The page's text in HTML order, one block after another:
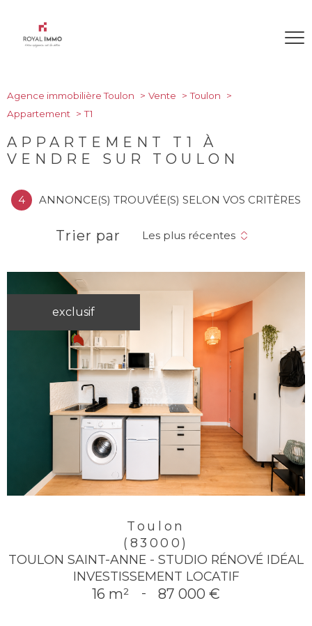
Agence immobilière Toulon Vente
Toulon
Appartement
T1
APPARTEMENT T1 À
VENDRE SUR TOULON
4 ANNONCE(S) TROUVÉE(S) SELON VOS CRITÈRES
Trier par Les plus récentes
exclusif
Toulon
(83000)
TOULON SAINT-ANNE - STUDIO RÉNOVÉ IDÉAL
INVESTISSEMENT LOCATIF
16 m² - 87 000 €